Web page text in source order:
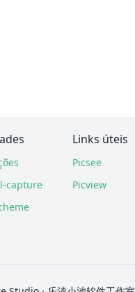
capture
Links úteis
Picsee
Picview